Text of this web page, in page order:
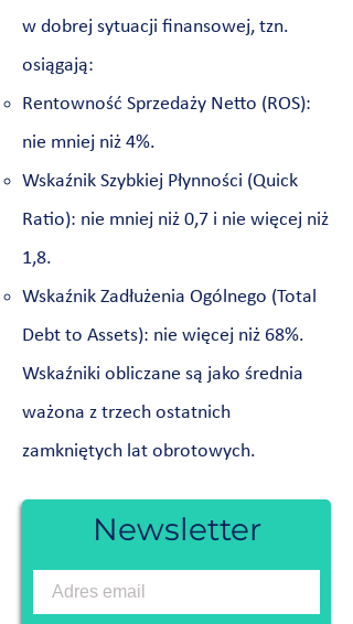
w dobrej sytuacji finansowej, tzn.
osiągają:
Rentowność Sprzedaży Netto (ROS):
nie mniej niż 4%.
Wskaźnik Szybkiej Płynności (Quick
Ratio): nie mniej niż 0,7 i nie więcej niż
1,8.
Wskaźnik Zadłużenia Ogólnego (Total
Debt to Assets): nie więcej niż 68%.
Wskaźniki obliczane są jako średnia
ważona z trzech ostatnich
zamkniętych lat obrotowych.
Newsletter